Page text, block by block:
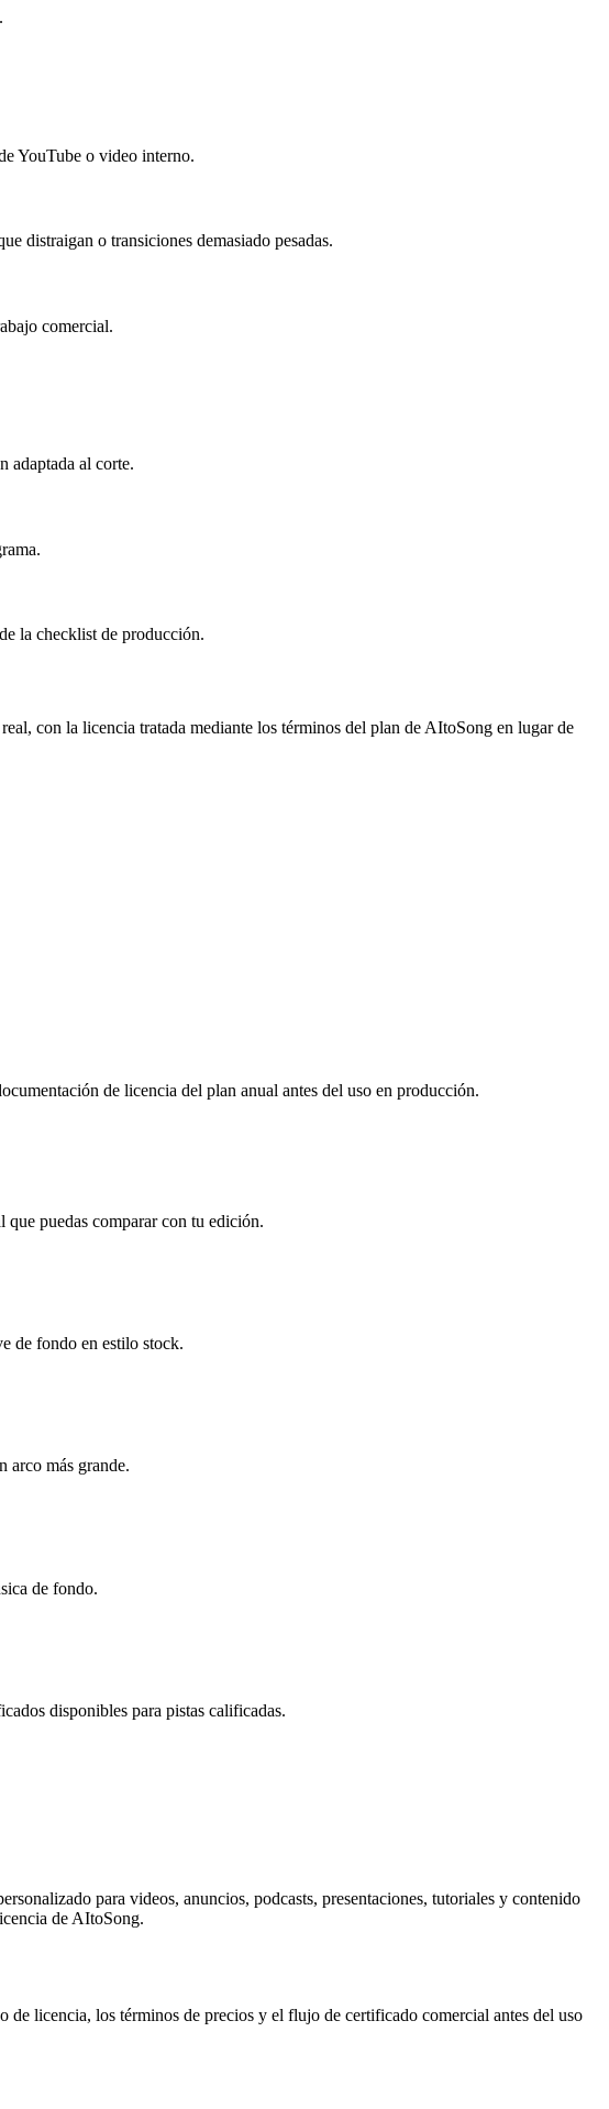
YouTube o video interno.
distraigan o transiciones demasiado pesadas.
comercial.
adaptada al corte.
la checklist de producción.
con la licencia tratada mediante los términos del plan de AItoSong en lugar de
de licencia del plan anual antes del uso en producción.
puedas comparar con tu edición.
de fondo en estilo stock.
arco más grande.
de fondo.
disponibles para pistas calificadas.
para videos, anuncios, podcasts, presentaciones, tutoriales y contenido
de AItoSong.
de licencia, los términos de precios y el flujo de certificado comercial antes del uso